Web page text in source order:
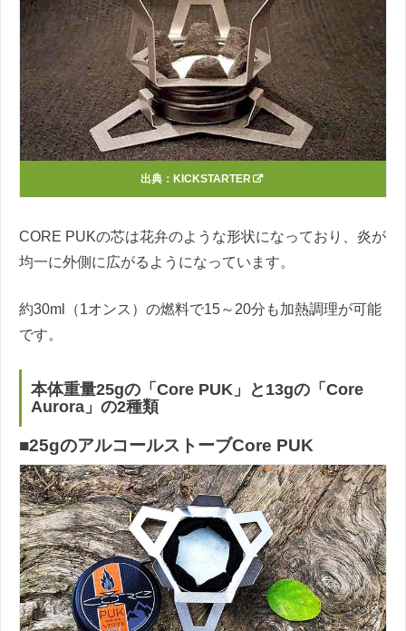
出典： KICKSTARTER
CORE PUKの芯は花弁のような形状になっており、炎が
均一に外側に広がるようになっています。
約30ml（1オンス）の燃料で15～20分も加熱調理が可能
です。
本体重量25gの「Core PUK」と13gの「Core
Aurora」の2種類
■25gのアルコールストーブCore PUK